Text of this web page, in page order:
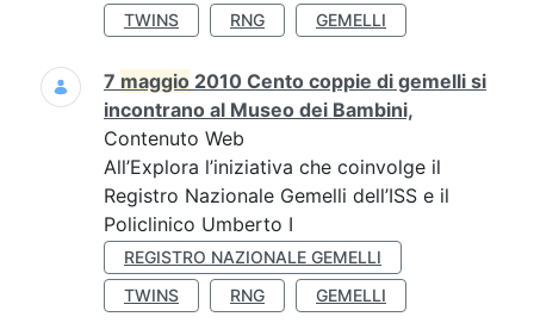
TWINS
RNG GEMELLI
7 maggio 2010 Cento coppie di gemelli si
incontrano al Museo dei Bambini,
Contenuto Web
All’Explora l’iniziativa che coinvolge il
Registro Nazionale Gemelli dell’ISS e il
Policlinico Umberto I
REGISTRO NAZIONALE GEMELLI
TWINS
RNG GEMELLI